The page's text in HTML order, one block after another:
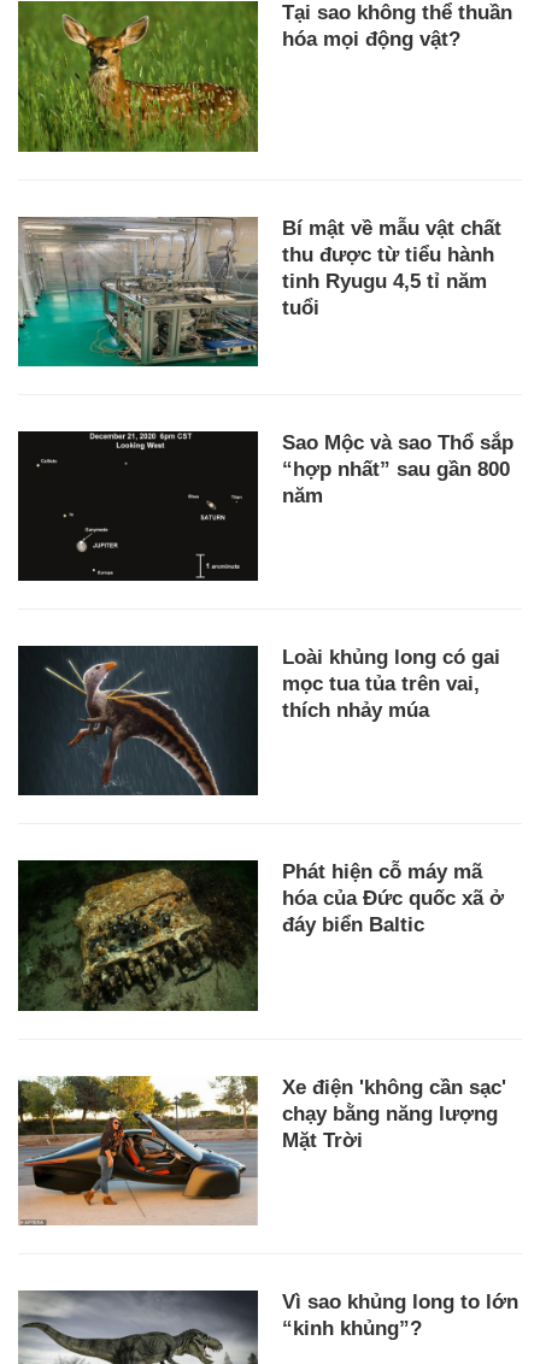
Tại sao không thể thuần
hóa mọi động vật?
Bí mật về mẫu vật chất
thu được từ tiểu hành
tinh Ryugu 4,5 tỉ năm
tuổi
Sao Mộc và sao Thổ sắp
“hợp nhất” sau gần 800
năm
Loài khủng long có gai
mọc tua tủa trên vai,
thích nhảy múa
Phát hiện cỗ máy mã
hóa của Đức quốc xã ở
đáy biển Baltic
Xe điện 'không cần sạc'
chạy bằng năng lượng
Mặt Trời
Vì sao khủng long to lớn
“kinh khủng”?